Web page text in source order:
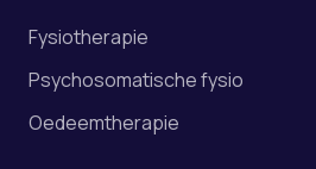
Fysiotherapie
Psychosomatische fysio
Oedeemtherapie